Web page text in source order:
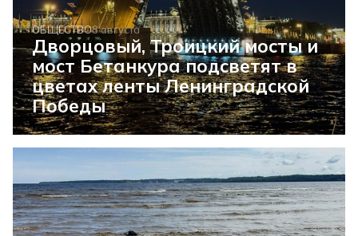
ОБЩЕСТВО8 августа
Дворцовый, Троицкий мосты и
мост Бетанкура подсветят в
цветах ленты Ленинградской
Победы